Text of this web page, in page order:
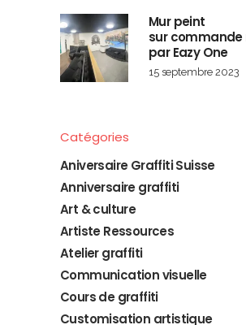
Mur peint
sur commande
par Eazy One
15 septembre 2023
Catégories
Aniversaire Graffiti Suisse
Anniversaire graffiti
Art & culture
Artiste Ressources
Atelier graffiti
Communication visuelle
Cours de graffiti
Customisation artistique